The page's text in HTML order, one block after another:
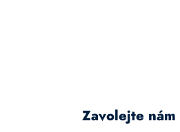
Zavolejte nám